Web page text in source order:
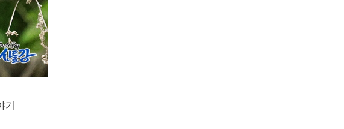
기